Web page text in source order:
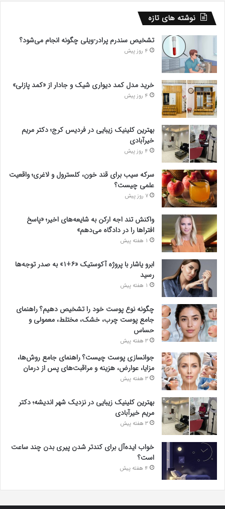
نوشته های تازه
تشخیص سندرم پرادر-ویلی چگونه انجام می‌شود؟
4 روز پیش
خرید مدل کمد دیواری شیک و جادار از «کمد پازلی»
4 روز پیش
بهترین کلینیک زیبایی در فردیس کرج؛ دکتر مریم
خیرآبادی
4 روز پیش
سرکه سیب برای قند خون، کلسترول و لاغری؛ واقعیت
علمی چیست؟
7 روز پیش
واکنش تند اجه ارکن به شایعه‌های اخیر؛ «پاسخ
افتراها را در دادگاه می‌دهم»
1 هفته پیش
ابرو یاشار با پروژه آکوستیک «۶+۱» به صدر توجه‌ها
رسید
1 هفته پیش
چگونه نوع پوست خود را تشخیص دهیم؟ راهنمای
جامع پوست چرب، خشک، مختلط، معمولی و
حساس
3 هفته پیش
جوانسازی پوست چیست؟ راهنمای جامع روش‌ها،
مزایا، عوارض، هزینه و مراقبت‌های پس از درمان
3 هفته پیش
بهترین کلینیک زیبایی در نزدیک شهر اندیشه؛ دکتر
مریم خیرآبادی
3 هفته پیش
خواب ایده‌آل برای کندتر شدن پیری بدن چند ساعت
است؟
4 هفته پیش